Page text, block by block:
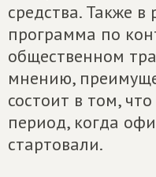
средства. Также в
программа по
общественном
мнению,
состоит в том,
период, когда
стартовали.